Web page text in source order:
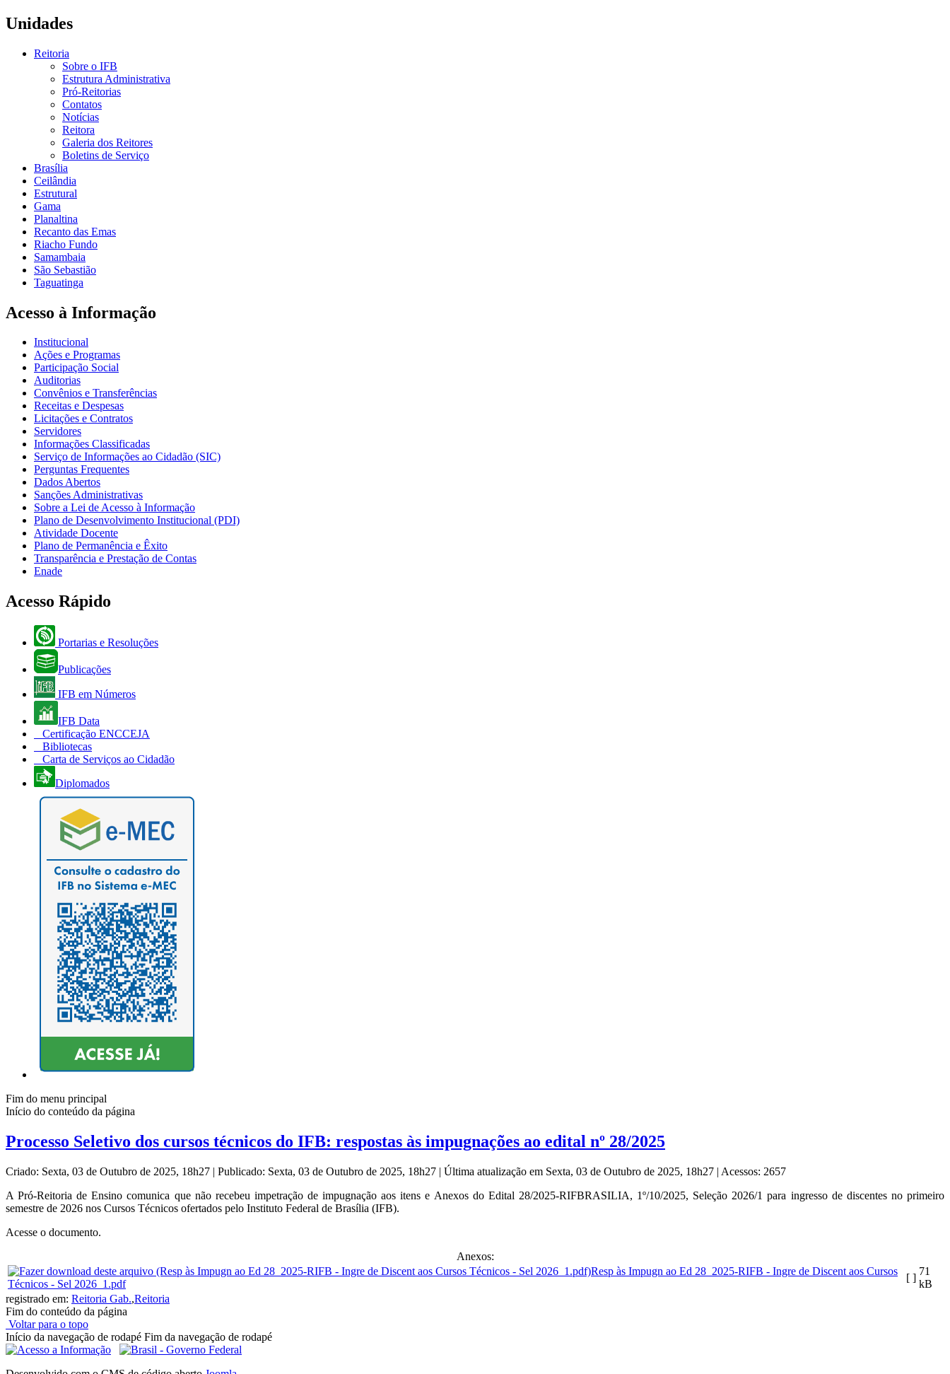
Unidades
Reitoria
Sobre o IFB
Estrutura Administrativa
Pró-Reitorias
Contatos
Notícias
Reitora
Galeria dos Reitores
Boletins de Serviço
Brasília
Ceilândia
Estrutural
Gama
Planaltina
Recanto das Emas
Riacho Fundo
Samambaia
São Sebastião
Taguatinga
Acesso à Informação
Institucional
Ações e Programas
Participação Social
Auditorias
Convênios e Transferências
Receitas e Despesas
Licitações e Contratos
Servidores
Informações Classificadas
Serviço de Informações ao Cidadão (SIC)
Perguntas Frequentes
Dados Abertos
Sanções Administrativas
Sobre a Lei de Acesso à Informação
Plano de Desenvolvimento Institucional (PDI)
Atividade Docente
Plano de Permanência e Êxito
Transparência e Prestação de Contas
Enade
Acesso Rápido
Portarias e Resoluções
Publicações
IFB em Números
IFB Data
Certificação ENCCEJA
Bibliotecas
Carta de Serviços ao Cidadão
Diplomados
Fim do menu principal
Início do conteúdo da página
Processo Seletivo dos cursos técnicos do IFB: respostas às impugnações ao edital nº 28/2025
Criado: Sexta, 03 de Outubro de 2025, 18h27 | Publicado: Sexta, 03 de Outubro de 2025, 18h27 | Última atualização em Sexta, 03 de Outubro de 2025, 18h27 | Acessos: 2657
A Pró-Reitoria de Ensino comunica que não recebeu impetração de impugnação aos itens e Anexos do Edital 28/2025-RIFBRASILIA, 1º/10/2025, Seleção 2026/1 para ingresso de discentes no primeiro
semestre de 2026 nos Cursos Técnicos ofertados pelo Instituto Federal de Brasília (IFB).
Acesse o documento.
Anexos:
Resp às Impugn ao Ed 28_2025-RIFB - Ingre de Discent aos Cursos
Técnicos - Sel 2026_1.pdf
[ ]
71
kB
registrado em: Reitoria Gab.,Reitoria
Fim do conteúdo da página
Voltar para o topo
Início da navegação de rodapé Fim da navegação de rodapé